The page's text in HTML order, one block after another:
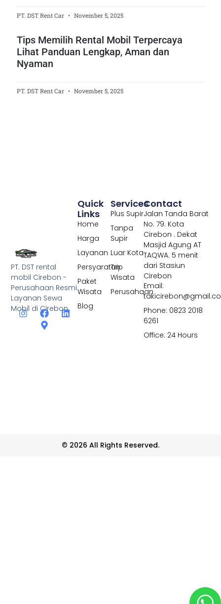
PT. DST Rent Car November 5, 2025
Tips Memilih Rental Mobil Terpercaya
Lihat Panduan Lengkap, Aman dan
Nyaman
PT. DST Rent Car November 5, 2025
PT. DST rental
mobil Cirebon -
Perusahaan Resmi
Layanan Sewa
Mobil di Cirebon
Services
Plus Supir
Tanpa
Supir
Luar Kota
Trip
Wisata
Perusahaan
Quick
Links
Home
Harga
Layanan
Persyaratan
Paket
Wisata
Blog
Contact
Jalan Tanda Barat
No. 79. Kota
Cirebon . Dekat
Masjid Agung AT
TAQWA. 5 menit
dari Stasiun
Cirebon
Email:
Phone: 0823 2018
6261
Office: 24 Hours
© 2026 All Rights Reserved.